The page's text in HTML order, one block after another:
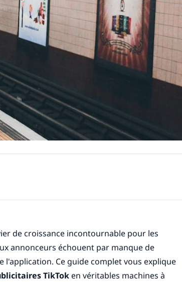
de croissance incontournable pour les
annonceurs échouent par manque de
l'application. Ce guide complet vous explique
TikTok en véritables machines à